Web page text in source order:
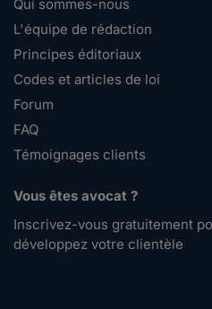
Qui sommes-nous
L'équipe de rédaction
Principes éditoriaux
Codes et articles de loi
Forum
FAQ
Témoignages clients
Vous êtes avocat ?
Inscrivez-vous gratuitement
développez votre clientèle